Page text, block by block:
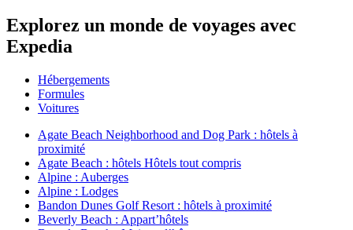
Explorez un monde de voyages avec
Expedia
Hébergements
Formules
Voitures
Agate Beach Neighborhood and Dog Park : hôtels à
proximité
Agate Beach : hôtels Hôtels tout compris
Alpine : Auberges
Alpine : Lodges
Bandon Dunes Golf Resort : hôtels à proximité
Beverly Beach : Appart’hôtels